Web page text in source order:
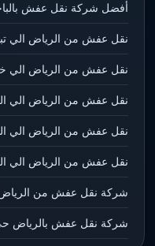
أفضل شركة نقل عفش
نقل عفش من الرياض الي
نقل عفش من الرياض الي
نقل عفش من الرياض الي
نقل عفش من الرياض الي
نقل عفش من الرياض الي
شركة نقل عفش من الرياض
شركة نقل عفش بالرياض